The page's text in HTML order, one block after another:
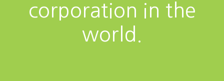
corporation in the
world.